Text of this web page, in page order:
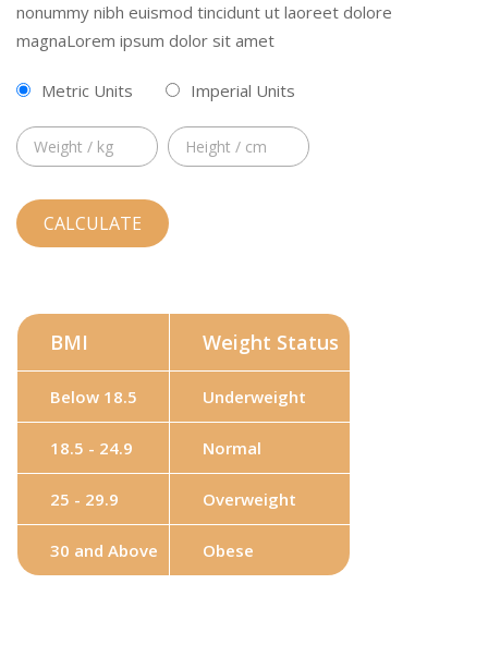
nonummy nibh euismod tincidunt ut laoreet dolore
magnaLorem ipsum dolor sit amet
Metric Units Imperial Units
BMI Weight Status
Below 18.5 Underweight
18.5 - 24.9 Normal
25 - 29.9 Overweight
30 and Above Obese